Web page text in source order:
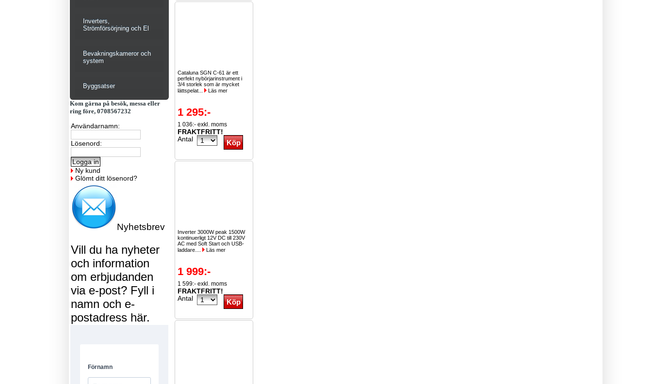
Inverters,
Strömförsörjning och El
Bevakningskameror och
system
Byggsatser
Kom gärna på besök, messa eller
ring före, 0708567232
Användarnamn:
Lösenord:
Ny kund
Glömt ditt lösenord?
Nyhetsbrev
Vill du ha nyheter
och information
om erbjudanden
via e-post? Fyll i
namn och e-
postadress här.
Cataluna SGN C-61 är ett
perfekt nybörjarinstrument i
3/4 storlek som är mycket
lättspelat...
Läs mer
1 295:-
1 036:- exkl. moms
FRAKTFRITT!
Antal
Inverter 3000W peak 1500W
kontinuerligt 12V DC till 230V
AC med Soft Start och USB-
laddare....
Läs mer
1 999:-
1 599:- exkl. moms
FRAKTFRITT!
Antal